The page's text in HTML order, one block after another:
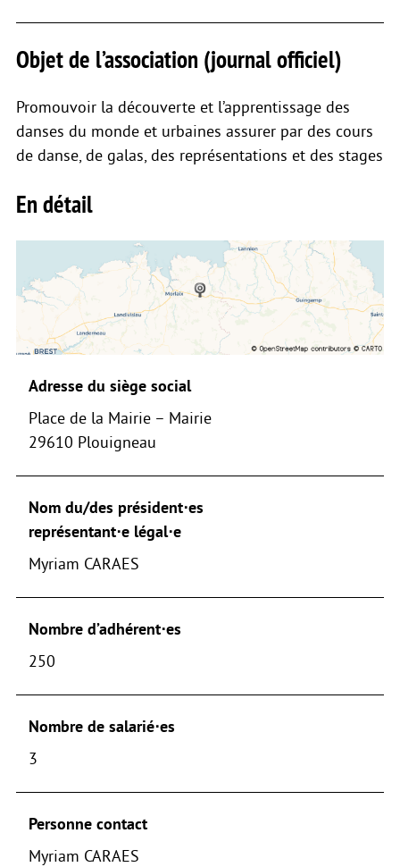
Objet de l’association (journal officiel)
Promouvoir la découverte et l’apprentissage des
danses du monde et urbaines assurer par des cours
de danse, de galas, des représentations et des stages
En détail
Adresse du siège social
Place de la Mairie – Mairie
29610 Plouigneau
Nom du/des président⋅es
représentant⋅e légal⋅e
Myriam CARAES
Nombre d’adhérent⋅es
250
Nombre de salarié⋅es
3
Personne contact
Myriam CARAES